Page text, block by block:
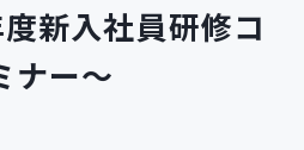
新入社員研修コ
ナー〜